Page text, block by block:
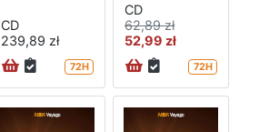
CD
239,89 zł
72H
CD
62,89 zł
52,99 zł
72H